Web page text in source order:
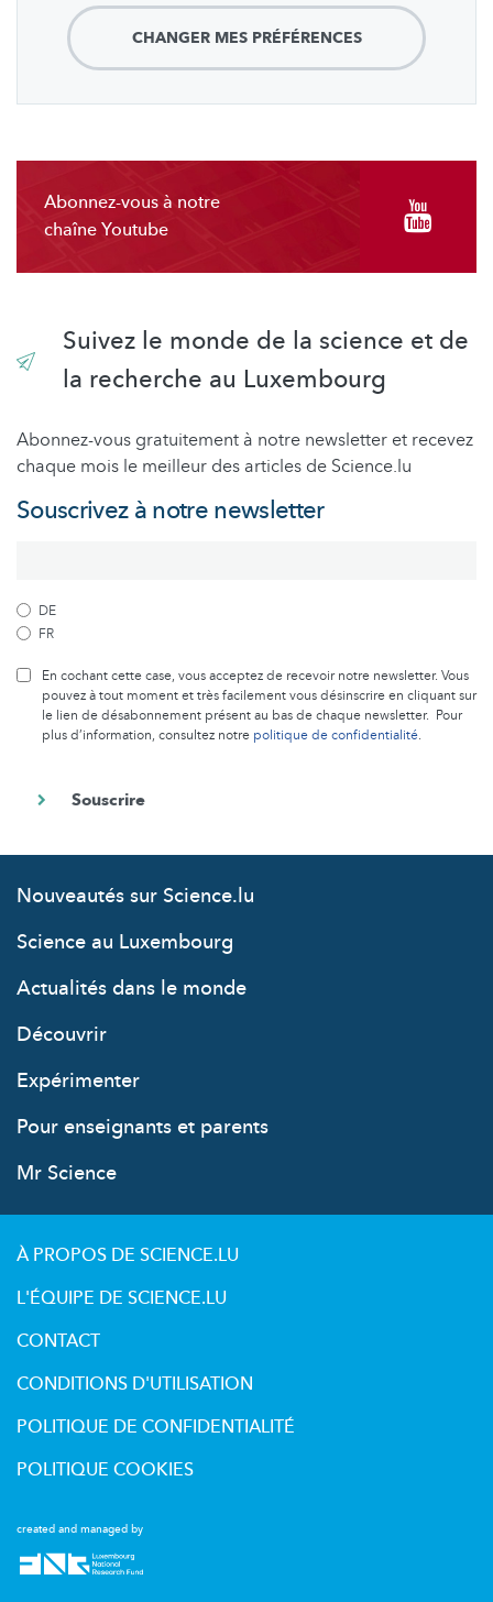
CHANGER MES PRÉFÉRENCES
Abonnez-vous à notre
chaîne Youtube
Suivez le monde de la science et de
la recherche au Luxembourg
Abonnez-vous gratuitement à notre newsletter et recevez
chaque mois le meilleur des articles de Science.lu
Souscrivez à notre newsletter
DE
FR
En cochant cette case, vous acceptez de recevoir notre newsletter. Vous
pouvez à tout moment et très facilement vous désinscrire en cliquant sur
le lien de désabonnement présent au bas de chaque newsletter. Pour
plus d’information, consultez notre politique de confidentialité.
Nouveautés sur Science.lu
Science au Luxembourg
Actualités dans le monde
Découvrir
Expérimenter
Pour enseignants et parents
Mr Science
created and managed by
À PROPOS DE SCIENCE.LU
L'ÉQUIPE DE SCIENCE.LU
CONTACT
CONDITIONS D'UTILISATION
POLITIQUE DE CONFIDENTIALITÉ
POLITIQUE COOKIES